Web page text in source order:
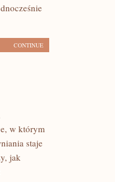
CONTINUE
w którym
staje
jak